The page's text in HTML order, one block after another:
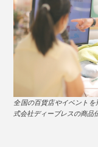
全国の百貨店やイベント
式会社ディーブレスの商品